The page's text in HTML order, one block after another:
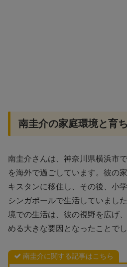
南圭介の家庭環境と育ち
南圭介さんは、神奈川県横浜市
を海外で過ごしています。彼の
キスタンに移住し、その後、小
シンガポールで生活していまし
境での生活は、彼の視野を広げ
める大きな要因となったことでし
南圭介に関する記事はこちら